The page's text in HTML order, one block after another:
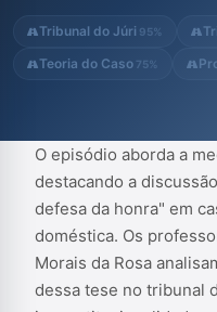
jurídico
Tribunal do Júri 95%
Teoria do Caso 75%
O episódio aborda a
destacando a
defesa da honra" em
doméstica. Os
Morais da Rosa
dessa tese no tribunal